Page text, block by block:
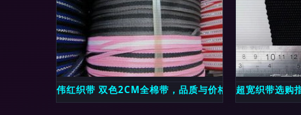
伟红织带 双色2CM全棉带，品质与价格的双重选择
超宽织带选购